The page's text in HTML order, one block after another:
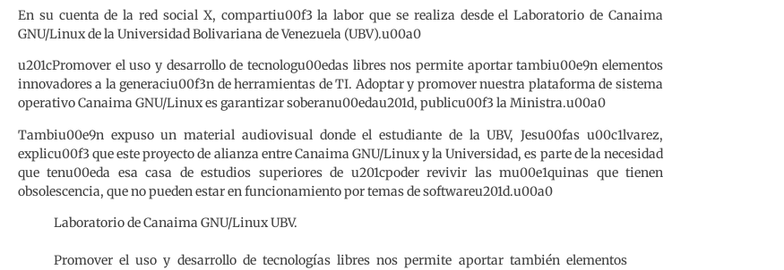
En su cuenta de la red social X, compartiu00f3 la labor que se realiza desde el Laboratorio de Canaima
GNU/Linux de la Universidad Bolivariana de Venezuela (UBV).u00a0
u201cPromover el uso y desarrollo de tecnologu00edas libres nos permite aportar tambiu00e9n elementos
innovadores a la generaciu00f3n de herramientas de TI. Adoptar y promover nuestra plataforma de sistema
operativo Canaima GNU/Linux es garantizar soberanu00edau201d, publicu00f3 la Ministra.u00a0
Tambiu00e9n expuso un material audiovisual donde el estudiante de la UBV, Jesu00fas u00c1lvarez,
explicu00f3 que este proyecto de alianza entre Canaima GNU/Linux y la Universidad, es parte de la necesidad
que tenu00eda esa casa de estudios superiores de u201cpoder revivir las mu00e1quinas que tienen
obsolescencia, que no pueden estar en funcionamiento por temas de softwareu201d.u00a0
Laboratorio de Canaima GNU/Linux UBV.
Promover el uso y desarrollo de tecnologías libres nos permite aportar también elementos